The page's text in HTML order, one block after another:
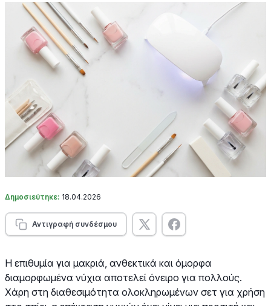
Δημοσιεύτηκε: 18.04.2026
Αντιγραφή συνδέσμου
Η επιθυμία για μακριά, ανθεκτικά και όμορφα
διαμορφωμένα νύχια αποτελεί όνειρο για πολλούς.
Χάρη στη διαθεσιμότητα ολοκληρωμένων σετ για χρήση